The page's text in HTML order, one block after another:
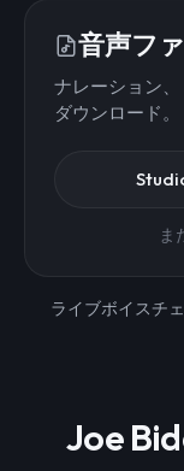
音声フ
ナレーション
ダウンロード。
ま
ライブボイスチ
Joe